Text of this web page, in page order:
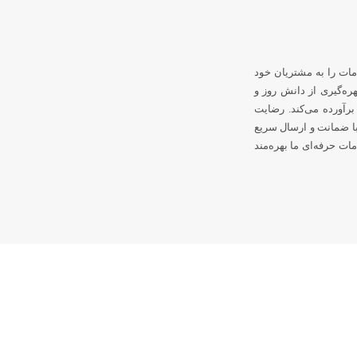
را به مشتریان خود
از دانش روز و
می‌کند. رضایت
ضمانت و ارسال سریع
حرفه‌ای ما بهره‌مند